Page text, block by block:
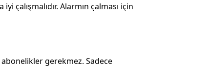
çalışmalıdır. Alarmın çalması için
gerekmez. Sadece